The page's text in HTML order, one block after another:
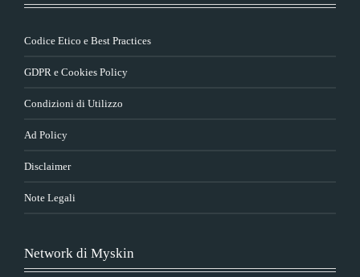
Codice Etico e Best Practices
GDPR e Cookies Policy
Condizioni di Utilizzo
Ad Policy
Disclaimer
Note Legali
Network di Myskin